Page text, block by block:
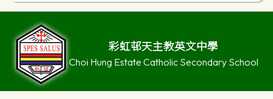
彩虹邨天主教英文中學
Choi Hung Estate Catholic Secondary School